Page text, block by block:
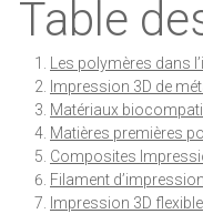
Table
Les polymères dans
Impression 3D de
Matériaux
Matières premières
Composites
Filament
Impression 3D flexible